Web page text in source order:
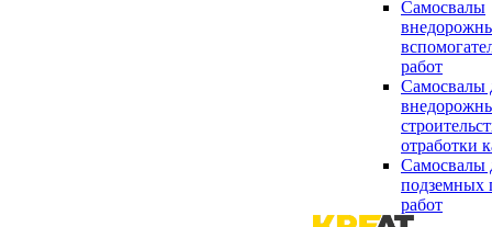
Самосвалы
работ
Самосвалы
отработки
Самосвалы
подземных
работ